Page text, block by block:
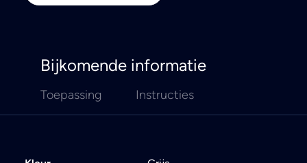
Bijkomende informatie
Toepassing Instructies